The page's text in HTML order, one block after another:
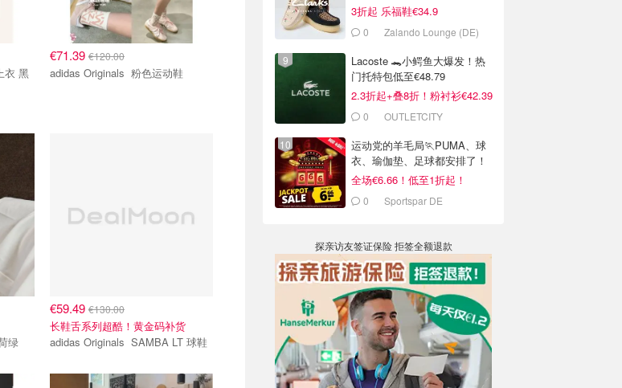
€71.39 €120.00
adidas Originals 粉色运动鞋
薄荷绿
€59.49 €130.00
长鞋舌系列超酷！黄金码补货
adidas Originals SAMBA LT 球鞋
3折起 乐福鞋€34.9
0 Zalando Lounge (DE)
Lacoste 🐊小鳄鱼大爆发！热
门托特包低至€48.79
2.3折起+叠8折！粉衬衫€42.39
0
OUTLETCITY
运动党的羊毛局🏃PUMA、球
衣、瑜伽垫、足球都安排了！
全场€6.66！低至1折起！
0 Sportspar DE
探亲访友签证保险 拒签全额退款